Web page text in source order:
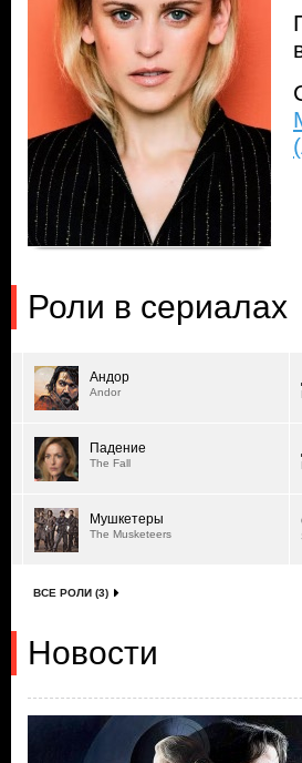
Роли в сериалах
Андор
Andor
Падение
The Fall
Мушкетеры
The Musketeers
ВСЕ РОЛИ (3)
Новости